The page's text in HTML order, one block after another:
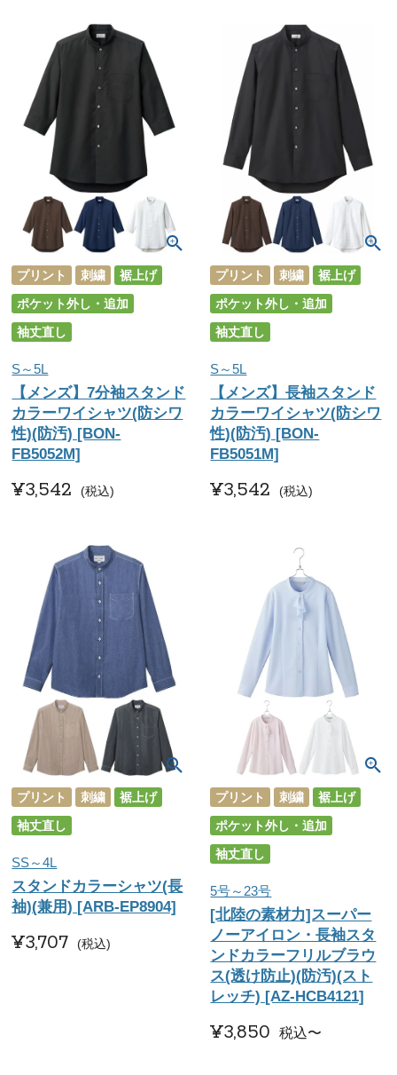
プリント 刺繍
裾上げ
ポケット外し・追加
袖丈直し
S～5L
【メンズ】7分袖スタンド
カラーワイシャツ(防シワ
性)(防汚) [BON-
FB5052M]
¥3,542 税込
プリント 刺繍
裾上げ
ポケット外し・追加
袖丈直し
S～5L
【メンズ】長袖スタンド
カラーワイシャツ(防シワ
性)(防汚) [BON-
FB5051M]
¥3,542 税込
プリント 刺繍
裾上げ
袖丈直し
SS～4L
スタンドカラーシャツ(長
袖)(兼用) [ARB-EP8904]
¥3,707 税込
プリント 刺繍
裾上げ
ポケット外し・追加
袖丈直し
5号～23号
[北陸の素材力]スーパー
ノーアイロン・長袖スタ
ンドカラーフリルブラウ
ス(透け防止)(防汚)(スト
レッチ) [AZ-HCB4121]
¥3,850 税込〜